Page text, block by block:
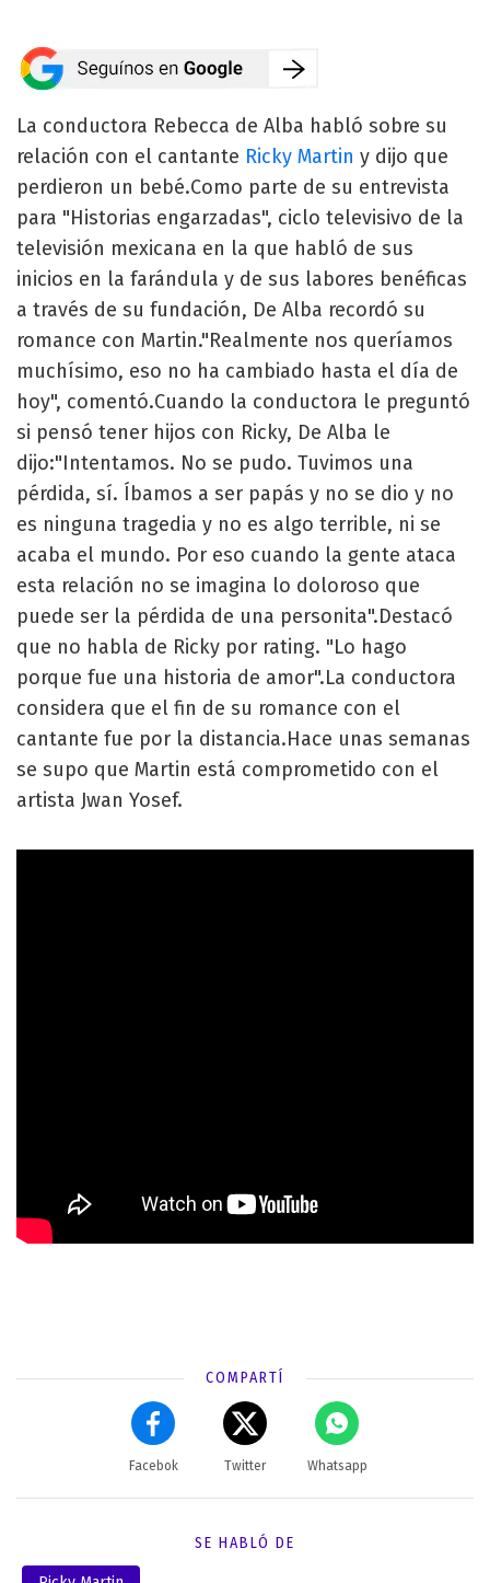
La conductora Rebecca de Alba habló sobre su
relación con el cantante Ricky Martin y dijo que
perdieron un bebé.Como parte de su entrevista
para "Historias engarzadas", ciclo televisivo de la
televisión mexicana en la que habló de sus
inicios en la farándula y de sus labores benéficas
a través de su fundación, De Alba recordó su
romance con Martin."Realmente nos queríamos
muchísimo, eso no ha cambiado hasta el día de
hoy", comentó.Cuando la conductora le preguntó
si pensó tener hijos con Ricky, De Alba le
dijo:"Intentamos. No se pudo. Tuvimos una
pérdida, sí. Íbamos a ser papás y no se dio y no
es ninguna tragedia y no es algo terrible, ni se
acaba el mundo. Por eso cuando la gente ataca
esta relación no se imagina lo doloroso que
puede ser la pérdida de una personita".Destacó
que no habla de Ricky por rating. "Lo hago
porque fue una historia de amor".La conductora
considera que el fin de su romance con el
cantante fue por la distancia.Hace unas semanas
se supo que Martin está comprometido con el
artista Jwan Yosef.
COMPARTÍ
Facebok Twitter Whatsapp
SE HABLÓ DE